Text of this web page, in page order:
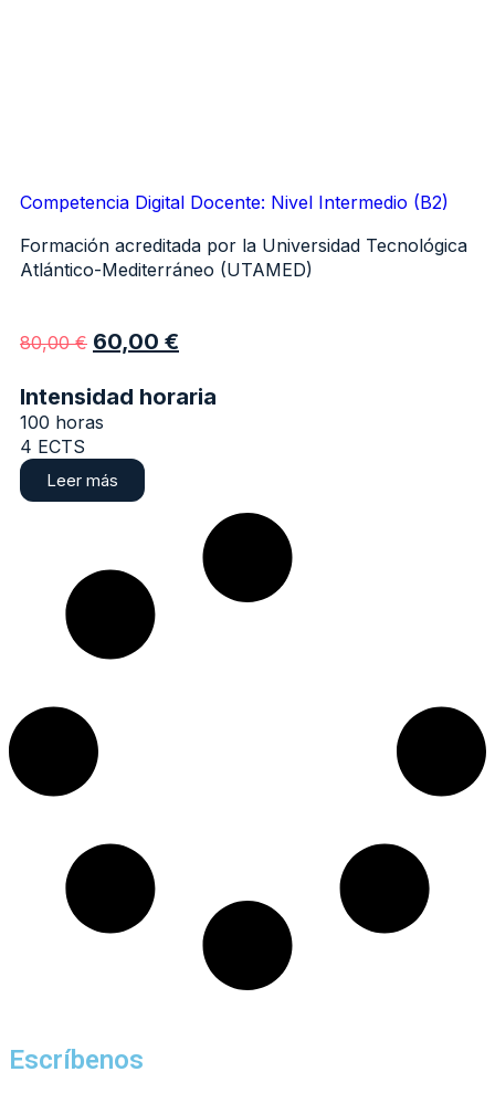
Competencia Digital Docente: Nivel Intermedio (B2)
Formación acreditada por la Universidad Tecnológica
Atlántico-Mediterráneo (UTAMED)
80,00€ 60,00 €
Intensidad horaria
100 horas
4 ECTS
Leer más
Escríbenos